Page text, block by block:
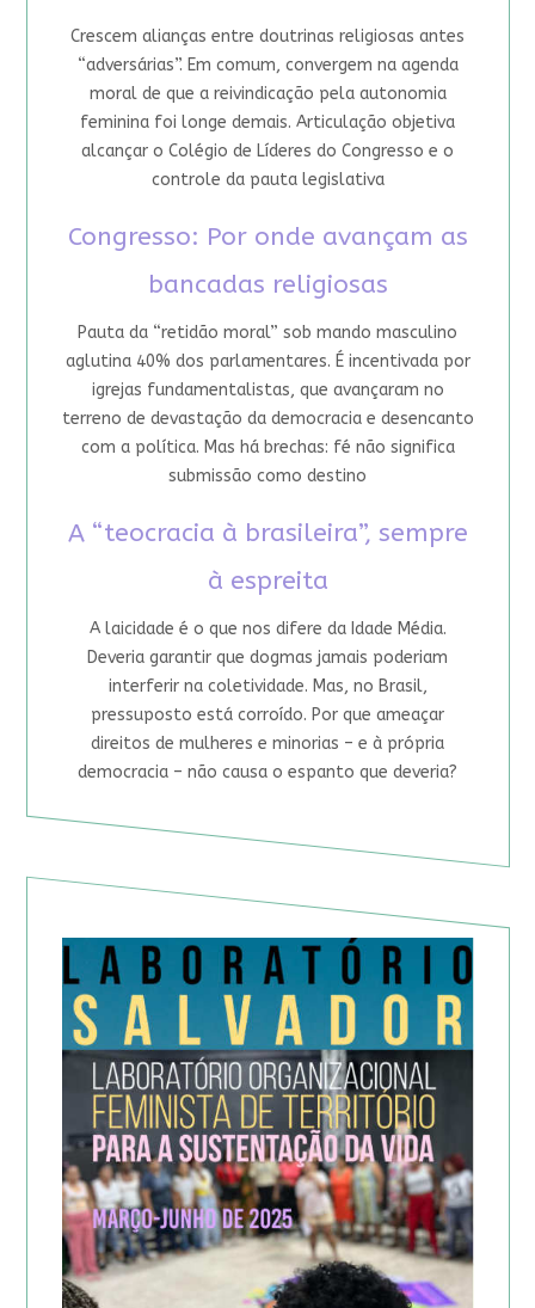
Crescem alianças entre doutrinas religiosas antes
“adversárias”. Em comum, convergem na agenda
moral de que a reivindicação pela autonomia
feminina foi longe demais. Articulação objetiva
alcançar o Colégio de Líderes do Congresso e o
controle da pauta legislativa
Congresso: Por onde avançam as
bancadas religiosas
Pauta da “retidão moral” sob mando masculino
aglutina 40% dos parlamentares. É incentivada por
igrejas fundamentalistas, que avançaram no
terreno de devastação da democracia e desencanto
com a política. Mas há brechas: fé não significa
submissão como destino
A “teocracia à brasileira”, sempre
à espreita
A laicidade é o que nos difere da Idade Média.
Deveria garantir que dogmas jamais poderiam
interferir na coletividade. Mas, no Brasil,
pressuposto está corroído. Por que ameaçar
direitos de mulheres e minorias – e à própria
democracia – não causa o espanto que deveria?